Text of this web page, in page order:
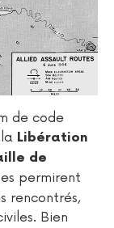
de code
Libération
de
permirent
rencontrés,
Bien